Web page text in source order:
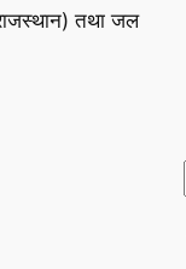
राजस्थान) तथा जल